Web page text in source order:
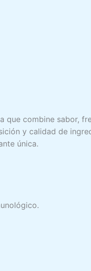
que combine sabor,
y calidad de
única.